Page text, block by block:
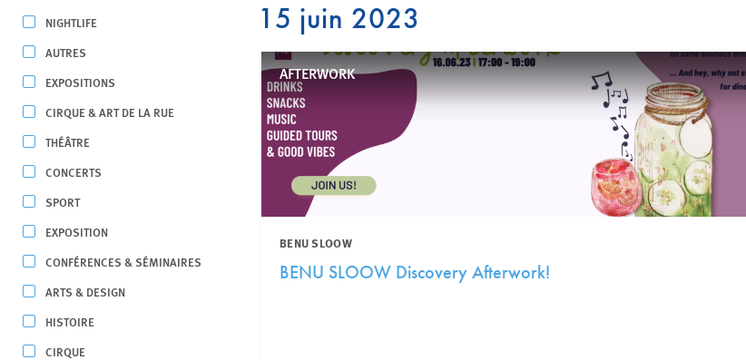
NIGHTLIFE
AUTRES
EXPOSITIONS
CIRQUE & ART DE LA RUE
THÉÂTRE
CONCERTS
SPORT
EXPOSITION
CONFÉRENCES & SÉMINAIRES
ARTS & DESIGN
HISTOIRE
CIRQUE
15 juin 2023
AFTERWORK
BENU SLOOW
BENU SLOOW Discovery Afterwork!